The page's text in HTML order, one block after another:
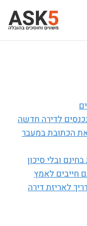
לדירה חדשה
את הכתובת במעבר
ובלי סיכון
לאריזת דירה